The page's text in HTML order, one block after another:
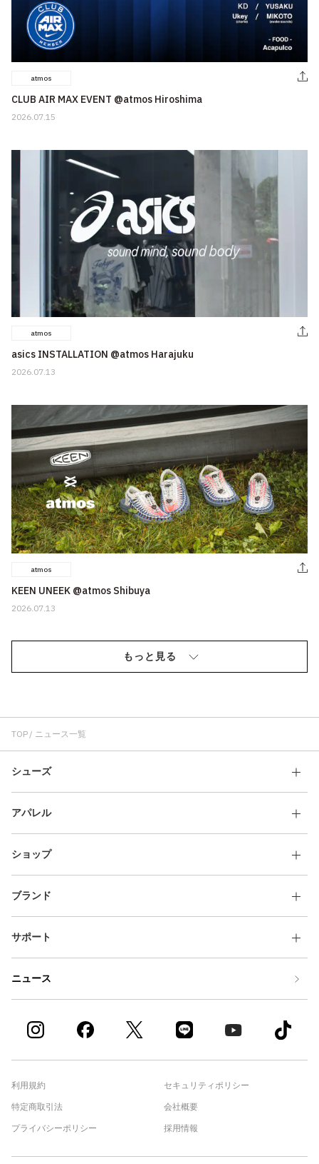
atmos
CLUB AIR MAX EVENT @atmos Hiroshima
2026.07.15
atmos
asics INSTALLATION @atmos Harajuku
2026.07.13
atmos
KEEN UNEEK @atmos Shibuya
2026.07.13
もっと見る
TOP ニュース一覧
シューズ
アパレル
ショップ
ブランド
サポート
ニュース
利用規約
特定商取引法
プライバシーポリシー
セキュリティポリシー
会社概要
採用情報